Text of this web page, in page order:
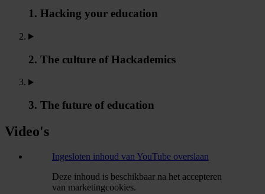
1. Hacking your education
2. The culture of Hackademics
3. The future of education
Video's
Ingesloten inhoud van YouTube overslaan
Deze inhoud is beschikbaar na het accepteren
van marketingcookies.